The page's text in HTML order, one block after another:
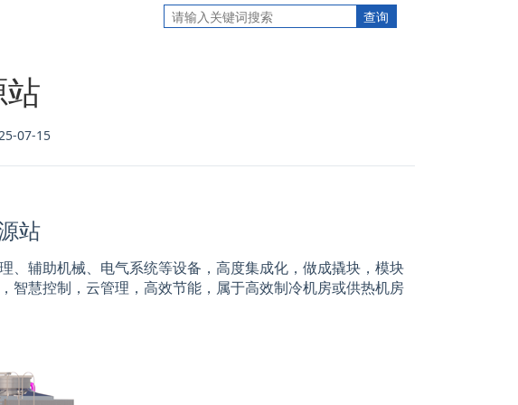
07-15
站
辅助机械、电气系统等设备，高度集成化，做成撬块，模块
智慧控制，云管理，高效节能，属于高效制冷机房或供热机房